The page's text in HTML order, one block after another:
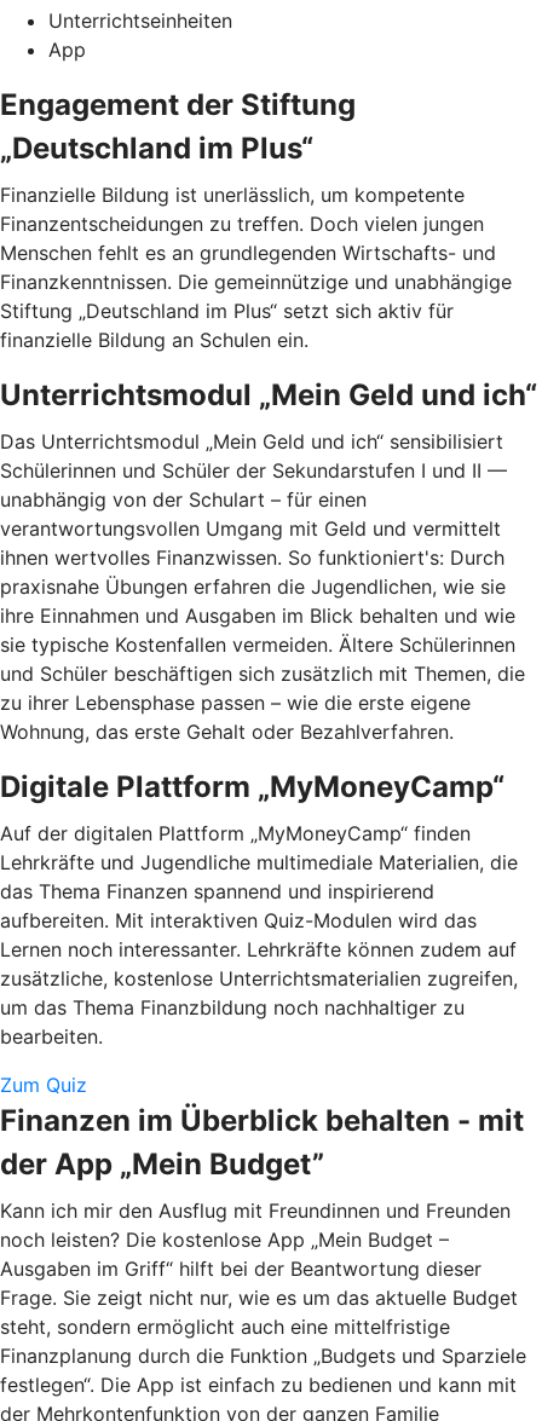
Unterrichtseinheiten
App
Engagement der Stiftung
„Deutschland im Plus“
Finanzielle Bildung ist unerlässlich, um kompetente
Finanzentscheidungen zu treffen. Doch vielen jungen
Menschen fehlt es an grundlegenden Wirtschafts- und
Finanzkenntnissen. Die gemeinnützige und unabhängige
Stiftung „Deutschland im Plus“ setzt sich aktiv für
finanzielle Bildung an Schulen ein.
Unterrichtsmodul „Mein Geld und ich“
Das Unterrichtsmodul „Mein Geld und ich“ sensibilisiert
Schülerinnen und Schüler der Sekundarstufen I und II —
unabhängig von der Schulart – für einen
verantwortungsvollen Umgang mit Geld und vermittelt
ihnen wertvolles Finanzwissen. So funktioniert's: Durch
praxisnahe Übungen erfahren die Jugendlichen, wie sie
ihre Einnahmen und Ausgaben im Blick behalten und wie
sie typische Kostenfallen vermeiden. Ältere Schülerinnen
und Schüler beschäftigen sich zusätzlich mit Themen, die
zu ihrer Lebensphase passen – wie die erste eigene
Wohnung, das erste Gehalt oder Bezahlverfahren.
Digitale Plattform „MyMoneyCamp“
Auf der digitalen Plattform „MyMoneyCamp“ finden
Lehrkräfte und Jugendliche multimediale Materialien, die
das Thema Finanzen spannend und inspirierend
aufbereiten. Mit interaktiven Quiz-Modulen wird das
Lernen noch interessanter. Lehrkräfte können zudem auf
zusätzliche, kostenlose Unterrichtsmaterialien zugreifen,
um das Thema Finanzbildung noch nachhaltiger zu
bearbeiten.
Zum Quiz
Finanzen im Überblick behalten - mit
der App „Mein Budget”
Kann ich mir den Ausflug mit Freundinnen und Freunden
noch leisten? Die kostenlose App „Mein Budget –
Ausgaben im Griff“ hilft bei der Beantwortung dieser
Frage. Sie zeigt nicht nur, wie es um das aktuelle Budget
steht, sondern ermöglicht auch eine mittelfristige
Finanzplanung durch die Funktion „Budgets und Sparziele
festlegen“. Die App ist einfach zu bedienen und kann mit
der Mehrkontenfunktion von der ganzen Familie